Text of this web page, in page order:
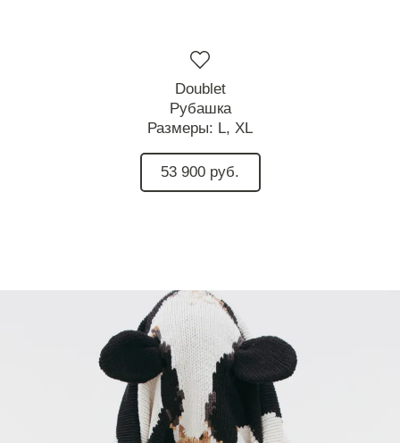
Doublet
Рубашка
Размеры: L, XL
53 900 руб.